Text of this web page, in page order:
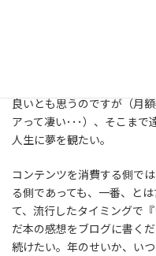
良いとも思うのですが（月
アって凄い･･･）、そこまで
人生に夢を観たい。
コンテンツを消費する側で
る側であっても、一番、と
て、流行したタイミングで
だ本の感想をブログに書く
続けたい。年のせいか、い